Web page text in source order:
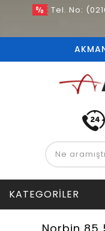
Tel. No:
KATEGORILER